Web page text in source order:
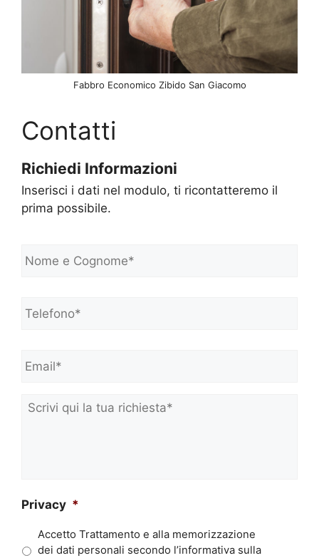
Fabbro Economico Zibido San Giacomo
Contatti
Richiedi Informazioni
Inserisci i dati nel modulo, ti ricontatteremo il
prima possibile.
o
e
C
n
m
Scrivi
qui
Privacy *
Accetto Trattamento e alla memorizzazione
dei dati personali secondo l’informativa sulla